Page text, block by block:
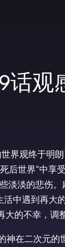
9话
界观终于明
后世界”中
淡淡的悲伤
中遇到再大
的不幸，调
神在二次元